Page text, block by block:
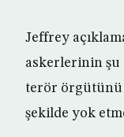
Jeffrey
askerlerinin şu
terör örgütünü
şekilde yok